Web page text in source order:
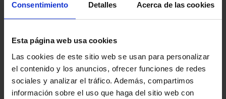
Consentimiento Detalles Acerca de las cookies
Esta página web usa cookies
Las cookies de este sitio web se usan para personalizar
el contenido y los anuncios, ofrecer funciones de redes
sociales y analizar el tráfico. Además, compartimos
información sobre el uso que haga del sitio web con
Descarga la ficha técnica